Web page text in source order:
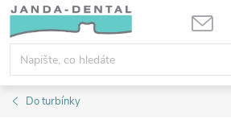
Přejít
obsah
Do turbínky